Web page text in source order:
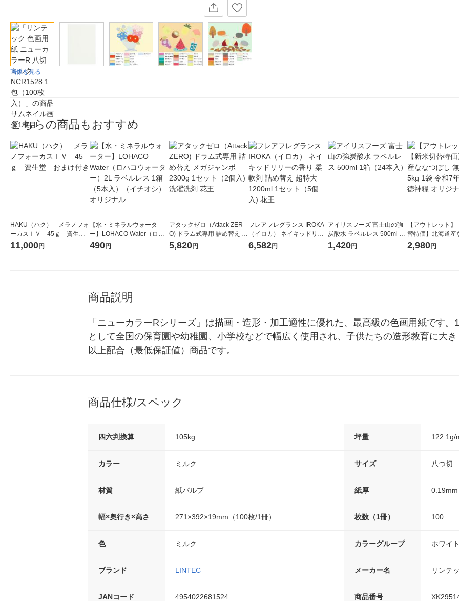
画像を見る
こちらの商品もおすすめ
HAKU（ハク） メラノフォ
ーカスＩＶ 45ｇ 資生
堂 おまけ付き
11,000円
【水・ミネラルウォータ
ー】LOHACO Water（ロハ
コウォーター）2L ラベルレ
490円
アタックゼロ（Attack ZER
O) ドラム式専用 詰め替え メ
ガジャンボ 2300g 1セット
5,820円
フレアフレグランス IROKA
（イロカ） ネイキッドリリ
ーの香り 柔軟剤 詰め替え 超
6,582円
アイリスフーズ 富士山の強
炭酸水 ラベルレス 500ml 1
箱（24本入）
1,420円
【アウトレット】
替特価】北海道産
し 無洗米 5kg 1袋
2,980円
商品説明
「ニューカラーRシリーズ」は描画・造形・加工適性に優れた、最高級の色画用紙です
として全国の保育園や幼稚園、小学校などで幅広く使用され、子供たちの造形教育に大
以上配合（最低保証値）商品です。
商品仕様/スペック
四六判換算 105kg 坪量 122.1g/
カラー ミルク サイズ 八つ切
材質 紙パルプ 紙厚 0.19mm
幅×奥行き×高さ 271×392×19mm（100枚/1冊） 枚数（1冊） 100
色 ミルク カラーグループ ホワイ
ブランド LINTEC メーカー名 リンテ
JANコード 4954022681524 商品番号